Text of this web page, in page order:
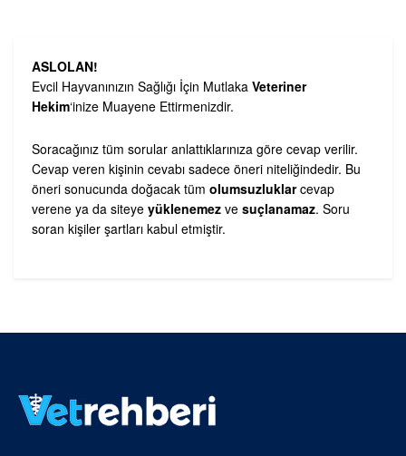
ASLOLAN!
Evcil Hayvanınızın Sağlığı İçin Mutlaka Veteriner
Hekim‘inize Muayene Ettirmenizdir.
Soracağınız tüm sorular anlattıklarınıza göre cevap verilir.
Cevap veren kişinin cevabı sadece öneri niteliğindedir. Bu
öneri sonucunda doğacak tüm olumsuzluklarcevap
verene ya da siteye yüklenemez ve suçlanamaz. Soru
soran kişiler şartları kabul etmiştir.